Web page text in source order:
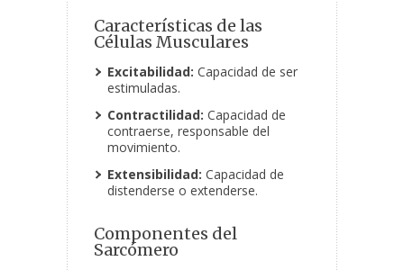
Características de las
Células Musculares
Excitabilidad: Capacidad de ser
estimuladas.
Contractilidad: Capacidad de
contraerse, responsable del
movimiento.
Extensibilidad: Capacidad de
distenderse o extenderse.
Componentes del
Sarcómero